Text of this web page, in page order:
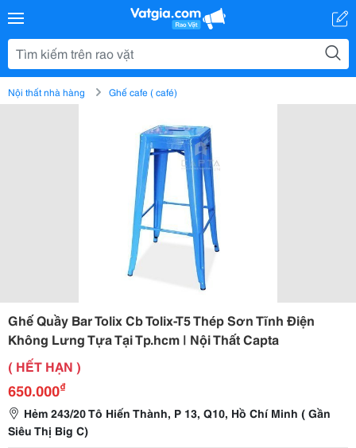
Nội thất nhà hàng Ghế cafe ( café)
Ghế Quầy Bar Tolix Cb Tolix-T5 Thép Sơn Tĩnh Điện
Không Lưng Tựa Tại Tp.hcm | Nội Thất Capta
( HẾT HẠN )
650.000₫
Hẻm 243/20 Tô Hiến Thành, P 13, Q10, Hồ Chí Minh ( Gần
Siêu Thị Big C)